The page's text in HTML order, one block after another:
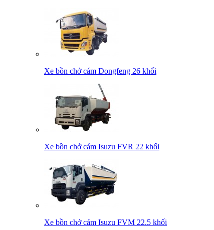
Xe bồn chở cám Dongfeng 26 khối
Xe bồn chở cám Isuzu FVR 22 khối
Xe bồn chở cám Isuzu FVM 22.5 khối